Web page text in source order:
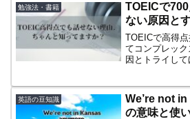
勉強法・書籍
TOEICで
ない原因と
TOEICで高得
てコンプレッ
因とトライして
プットの量を
フリトは撃沈の
ています。
英語の豆知識
We’re not
の意味と使